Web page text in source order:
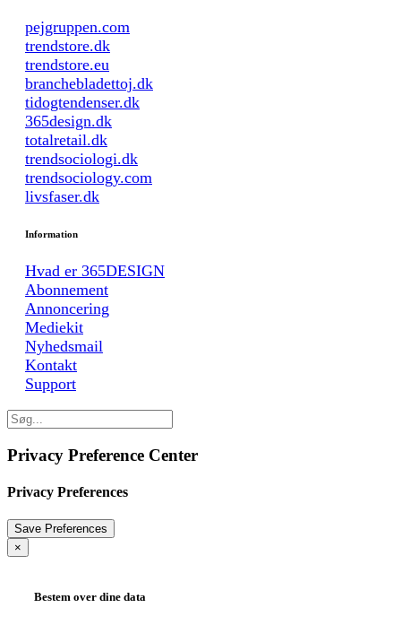
pejgruppen.com
trendstore.dk
trendstore.eu
branchebladettoj.dk
tidogtendenser.dk
365design.dk
totalretail.dk
trendsociologi.dk
trendsociology.com
livsfaser.dk
Information
Hvad er 365DESIGN
Abonnement
Annoncering
Mediekit
Nyhedsmail
Kontakt
Support
Privacy Preference Center
Privacy Preferences
×
Bestem over dine data